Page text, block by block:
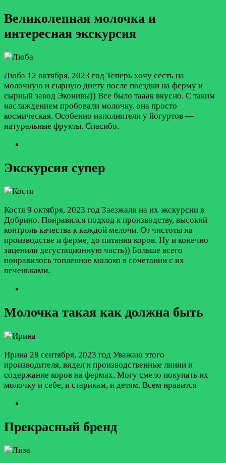
Великолепная молочка и
интересная экскурсия
Люба 12 октября, 2023 год Теперь хочу сесть на
молочную и сырную диету после поездки на ферму и
сырный завод Эконивы)) Все было тааак вкусно. С таким
наслаждением пробовали молочку, она просто
космическая. Особенно наполнители у йогуртов —
натуральные фрукты. Спасибо.
Экскурсия супер
Костя 9 октября, 2023 год Заезжали на их экскурсии в
Добрино. Понравился подход к производству, высокий
контроль качества к каждой мелочи. От чистоты на
производстве и ферме, до питания коров. Ну и конечно
заценили дегустационную часть)) Больше всего
понравилось топленное молоко в сочетании с их
печеньками.
Молочка такая как должна быть
Ирина 28 сентября, 2023 год Уважаю этого
производителя, видел и производственные линии и
содержание коров на фермах. Могу смело покупать их
молочку и себе, и старикам, и детям. Всем нравится
Прекрасный бренд